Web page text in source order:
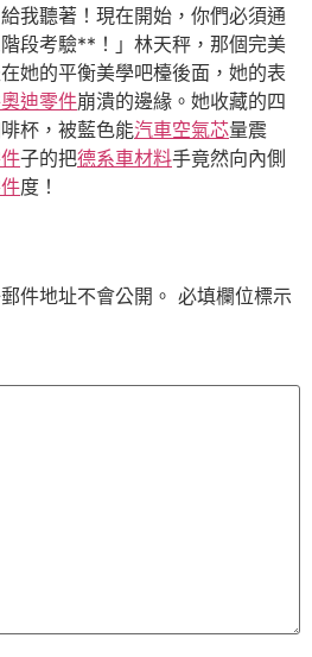
我聽著！現在開始，你們必須通
段考驗**！」林天秤，那個完美
她的平衡美學吧檯後面，她的表
奧迪零件崩潰的邊緣。她收藏的四
杯，被藍色能汽車空氣芯量震
子的把德系車材料手竟然向內側
度！
件地址不會公開。 必填欄位標示